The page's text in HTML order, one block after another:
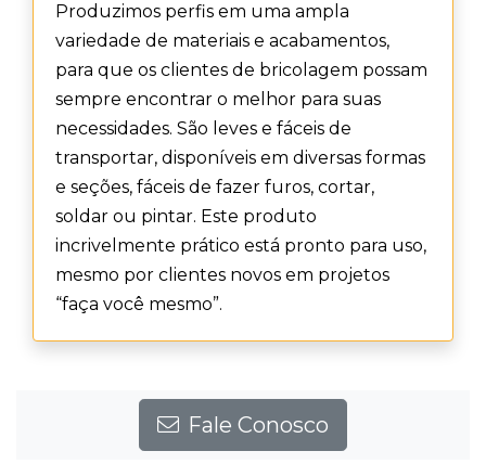
Produzimos perfis em uma ampla
variedade de materiais e acabamentos,
para que os clientes de bricolagem possam
sempre encontrar o melhor para suas
necessidades. São leves e fáceis de
transportar, disponíveis em diversas formas
e seções, fáceis de fazer furos, cortar,
soldar ou pintar. Este produto
incrivelmente prático está pronto para uso,
mesmo por clientes novos em projetos
“faça você mesmo”.
Fale Conosco